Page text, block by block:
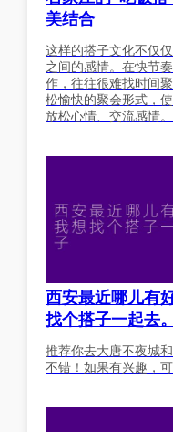
美结合
这样的搭子文化不仅
之间的感情。在快节
作，往往很难找时间
松愉快的聚会形式，
放松心情、交流感情。
西安最近哪儿有
找个搭子一起去。
推荐你去大唐不夜城
不错！如果有兴趣，